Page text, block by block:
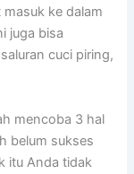
ke dalam
juga bisa
cuci piring,
mencoba 3 hal
belum sukses
itu Anda tidak